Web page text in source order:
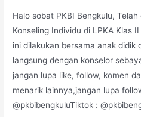
Halo sobat PKBI Bengkulu,
Konseling Individu di LPKA Klas
ini dilakukan bersama anak didik
langsung dengan konselor
jangan lupa like, follow, komen
menarik lainnya,jangan lupa
@pkbibengkuluTiktok :